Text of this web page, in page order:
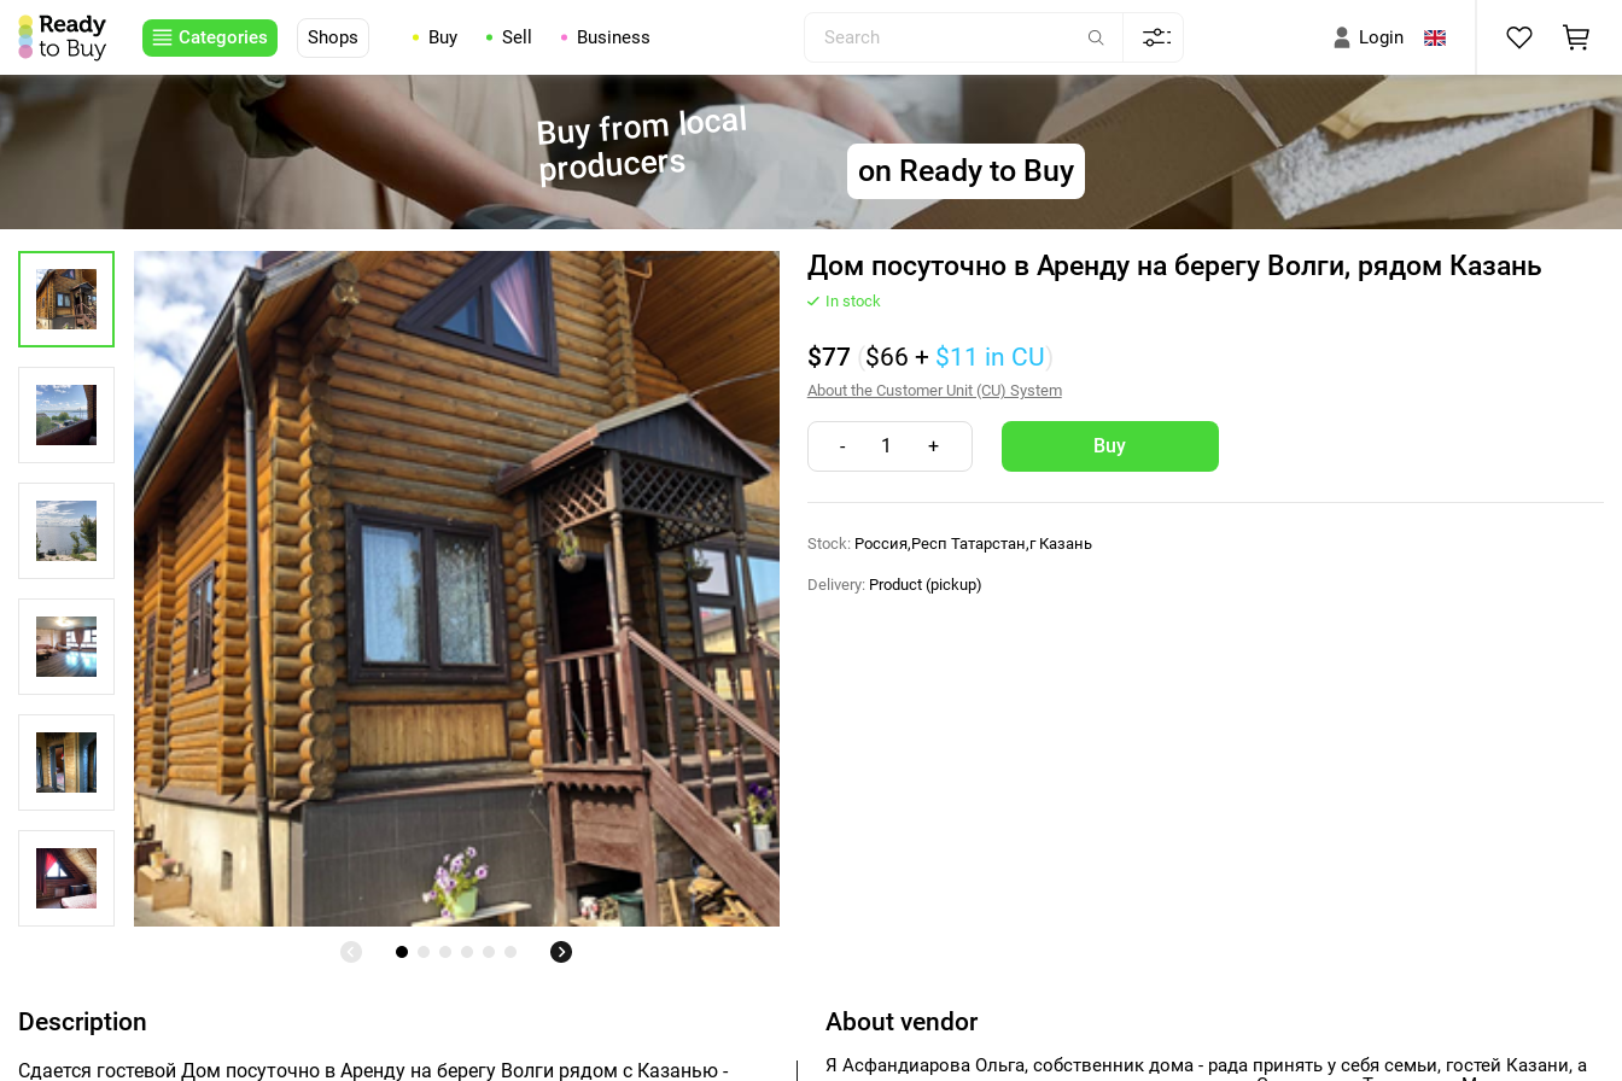
Categories Shops Buy Sell Business Login
Buy from local
producers on Ready to Buy
Дом посуточно в Аренду на берегу Волги, рядом Казань
In stock
$77 ($66 + $11 in CU)
About the Customer Unit (CU) System
- 1 +
Stock: Россия,Респ Татарстан,г Казань
Delivery: Product (pickup)
Description
Сдается гостевой Дом посуточно в Аренду на берегу Волги рядом с Казанью -
About vendor
Я Асфандиарова Ольга, собственник дома - рада принять у себя семьи, гостей Казани, а